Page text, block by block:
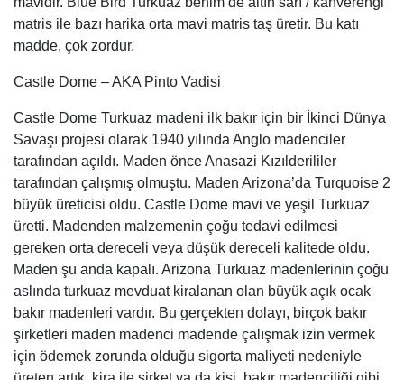
tarafından çalışmış olmuştu. Maden Arizona’da Turquoise 2
büyük üreticisi oldu. Castle Dome mavi ve yeşil Turkuaz
üretti. Madenden malzemenin çoğu tedavi edilmesi
gereken orta dereceli veya düşük dereceli kalitede oldu.
aslında turkuaz mevduat kiralanan olan büyük açık ocak
bakır madenleri vardır. Bu gerçekten dolayı, birçok bakır
şirketleri maden madenci madende çalışmak izin vermek
için ödemek zorunda olduğu sigorta maliyeti nedeniyle
üreten artık. kira ile şirket ya da kişi, bakır madenciliği gibi
onlar bunun bir cep vurduğunda Turquoise mayın denir. Bu
geri 1970 yılında çok aktif bir mayın olduğunu. 1970 yılında
Turkuaz iş Albuquerque olmak, taş bir sürü çok ilginç!
Bizim dükkanında sırıtmak insanlardan Turquoise aldım,
biz otoparklar, araba davlumbaz, araba kendi gövdeleri
dışarı satın kamyon yatak alacağını. Doğal Castle Dome
Turquoise bir sürü aldım. Bu Turkuaz harika Robin’in